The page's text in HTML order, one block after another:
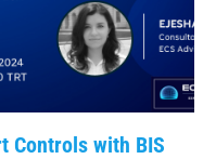
Controls with BIS